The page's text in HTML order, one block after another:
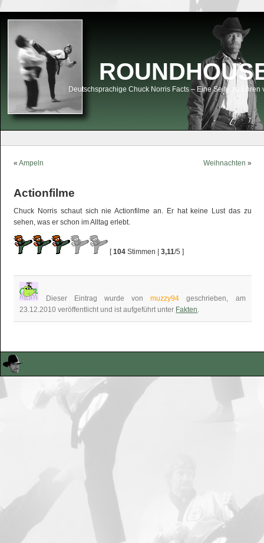
Deutschsprachige Chuck Norris Facts – Eine Seite zu
«Ampeln Weihnachten »
Actionfilme
Chuck Norris schaut sich nie Actionfilme an. Er hat keine Lust das zu
sehen, was er schon im Alltag erlebt.
[104 Stimmen |3,11/5 ]
Dieser Eintrag wurde vonmuzzy94 geschrieben, am
23.12.2010 veröffentlicht und ist aufgeführt unter Fakten.